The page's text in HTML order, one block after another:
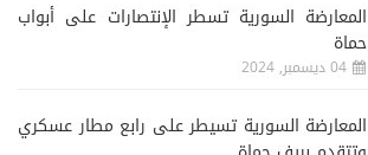
المعارضة السورية تسطر الإنتصارات على أبواب
حماة
04 ديسمبر, 2024
المعارضة السورية تسيطر على رابع مطار عسكري